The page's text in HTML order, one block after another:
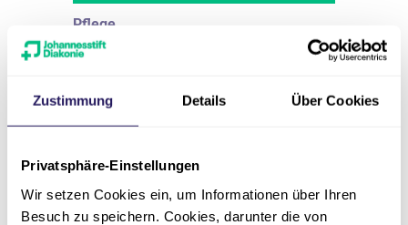
Zustimmung Details Über Cookies
Privatsphäre-Einstellungen
Wir setzen Cookies ein, um Informationen über Ihren
Besuch zu speichern. Cookies, darunter die von
Pflege
Pflegehelfer *in Haus
Eintrittsdatum
Vollzeit oder Teilzeit